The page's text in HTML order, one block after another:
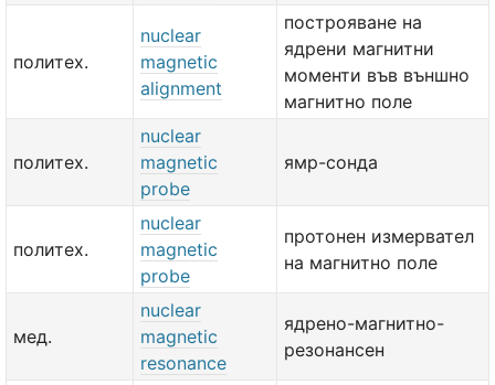
политех.
nuclear
magnetic
alignment
построяване на
ядрени магнитни
моменти във външно
магнитно поле
политех.
nuclear
magnetic
probe
ямр-сонда
политех.
nuclear
magnetic
probe
протонен измервател
на магнитно поле
мед.
nuclear
magnetic
resonance
ядрено-магнитно-
резонансен